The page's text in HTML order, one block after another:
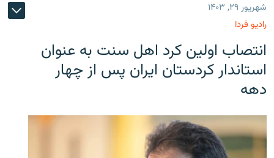
شهریور ۲۹, ۱۴۰۳
رادیو فردا
انتصاب اولین کرد اهل سنت به عنوان
استاندار کردستان ایران پس از چهار
دهه